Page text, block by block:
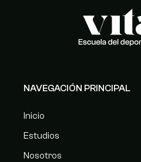
NAVEGACIÓN PRINCIPAL
Inicio
Estudios
Nosotros